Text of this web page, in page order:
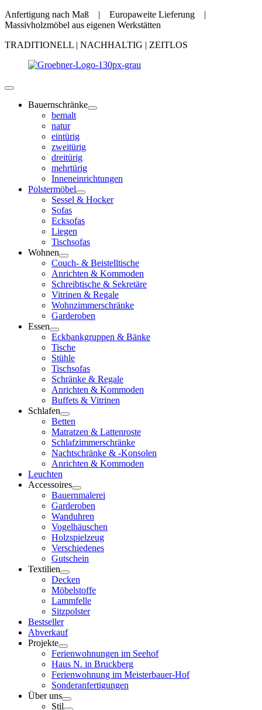
Anfertigung nach Maß | Europaweite Lieferung |
Massivholzmöbel aus eigenen Werkstätten
TRADITIONELL | NACHHALTIG | ZEITLOS
Bauernschränke
bemalt
natur
eintürig
zweitürig
dreitürig
mehrtürig
Inneneinrichtungen
Polstermöbel
Sessel & Hocker
Sofas
Ecksofas
Liegen
Tischsofas
Wohnen
Couch- & Beistelltische
Anrichten & Kommoden
Schreibtische & Sekretäre
Vitrinen & Regale
Wohnzimmerschränke
Garderoben
Essen
Eckbankgruppen & Bänke
Tische
Stühle
Tischsofas
Schränke & Regale
Anrichten & Kommoden
Buffets & Vitrinen
Schlafen
Betten
Matratzen & Lattenroste
Schlafzimmerschränke
Nachtschränke & -Konsolen
Anrichten & Kommoden
Leuchten
Accessoires
Bauernmalerei
Garderoben
Wanduhren
Vogelhäuschen
Holzspielzeug
Verschiedenes
Gutschein
Textilien
Decken
Möbelstoffe
Lammfelle
Sitzpolster
Bestseller
Abverkauf
Projekte
Ferienwohnungen im Seehof
Haus N. in Bruckberg
Ferienwohnung im Meisterbauer-Hof
Sonderanfertigungen
Über uns
Stil